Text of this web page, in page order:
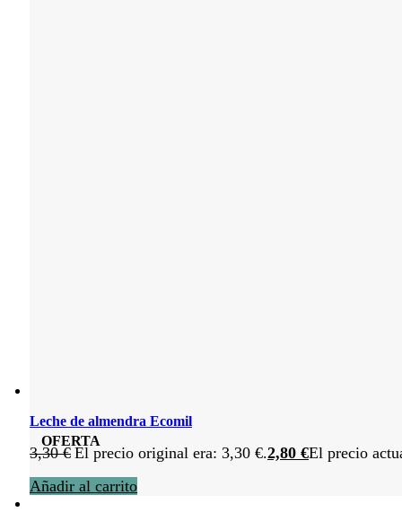
OFERTA
Leche de almendra Ecomil
3,30€ El precio original era: 3,30 €.2,80 €El precio
Añadir al carrito